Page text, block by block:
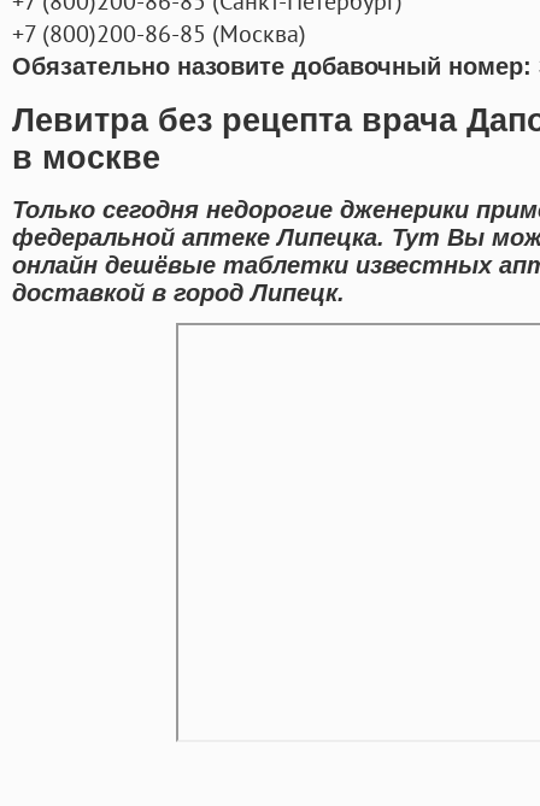
+7 (800)200-86-85 (Москва)
Обязательно назовите добавочный номер:
Левитра без рецепта врача
в москве
Только сегодня недорогие дженерики
федеральной аптеке Липецка. Тут Вы
онлайн дешёвые таблетки известных
доставкой в город Липецк.